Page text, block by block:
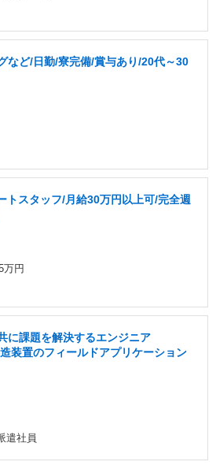
など/日勤/寮完備/賞与あり/20代～30
トスタッフ/月給30万円以上可/完全週
万円
に課題を解決するエンジニア
装置のフィールドアプリケーション
遣社員